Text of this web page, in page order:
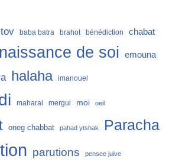
baba batra brahot bénédiction chabat
de soi emouna
halaha imanouel
maharal mergui moi oeil
oneg chabbat pahad ytshak Paracha
parutions pensee juive